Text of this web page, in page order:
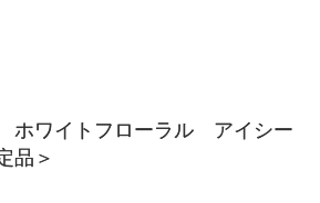
ホワイトフローラル アイシー
品＞